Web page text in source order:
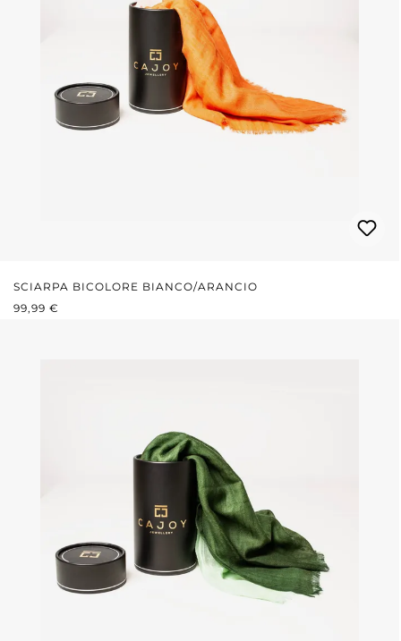
SCIARPA BICOLORE BIANCO/ARANCIO
PREZZO NORMALE:
99,99 €